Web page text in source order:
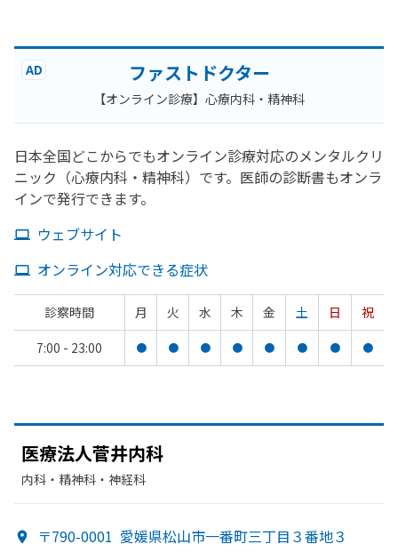
AD ファストドクター
【オンライン診療】心療内科・精神科
日本全国どこからでもオンライン診療対応のメンタルクリ
ニック（心療内科・精神科）です。医師の診断書もオンラ
インで発行できます。
ウェブサイト
オンライン対応できる症状
診察時間 月 火 水 木 金 土 日
祝
7:00 - 23:00
● ● ● ● ● ● ● ●
医療法人菅井内科
内科・​精神科・神経科
〒790-0001 愛媛県松山市一番町三丁目３番地３